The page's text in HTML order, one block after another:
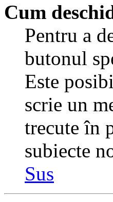
Cum
Pentru a
butonul
Este
scrie un
trecute în
subiecte
Sus